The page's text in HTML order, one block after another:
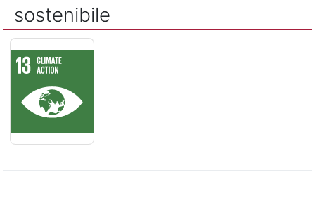
sostenibile
LOTTA CONTRO IL CAMBIAMENTO CLIMATICO -